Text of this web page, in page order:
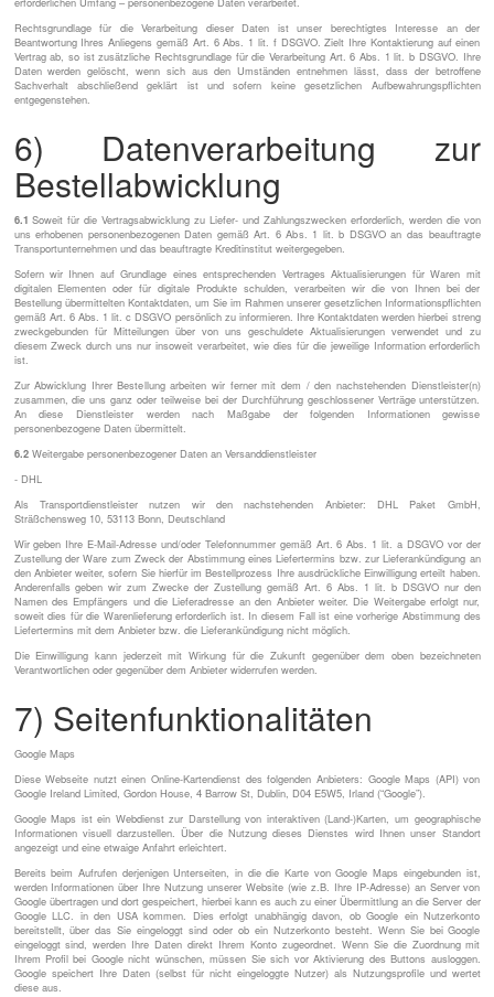
Rechtsgrundlage für die Verarbeitung dieser Daten ist unser berechtigtes Interesse an der
Beantwortung Ihres Anliegens gemäß Art. 6 Abs. 1 lit. f DSGVO. Zielt Ihre Kontaktierung auf einen
Vertrag ab, so ist zusätzliche Rechtsgrundlage für die Verarbeitung Art. 6 Abs. 1 lit. b DSGVO. Ihre
Daten werden gelöscht, wenn sich aus den Umständen entnehmen lässt, dass der betroffene
Sachverhalt abschließend geklärt ist und sofern keine gesetzlichen Aufbewahrungspflichten
entgegenstehen.
6) Datenverarbeitung zur
Bestellabwicklung
6.1 Soweit für die Vertragsabwicklung zu Liefer- und Zahlungszwecken erforderlich, werden die von
uns erhobenen personenbezogenen Daten gemäß Art. 6 Abs. 1 lit. b DSGVO an das beauftragte
Transportunternehmen und das beauftragte Kreditinstitut weitergegeben.
Sofern wir Ihnen auf Grundlage eines entsprechenden Vertrages Aktualisierungen für Waren mit
digitalen Elementen oder für digitale Produkte schulden, verarbeiten wir die von Ihnen bei der
Bestellung übermittelten Kontaktdaten, um Sie im Rahmen unserer gesetzlichen Informationspflichten
gemäß Art. 6 Abs. 1 lit. c DSGVO persönlich zu informieren. Ihre Kontaktdaten werden hierbei streng
zweckgebunden für Mitteilungen über von uns geschuldete Aktualisierungen verwendet und zu
diesem Zweck durch uns nur insoweit verarbeitet, wie dies für die jeweilige Information erforderlich
ist.
Zur Abwicklung Ihrer Bestellung arbeiten wir ferner mit dem / den nachstehenden Dienstleister(n)
zusammen, die uns ganz oder teilweise bei der Durchführung geschlossener Verträge unterstützen.
An diese Dienstleister werden nach Maßgabe der folgenden Informationen gewisse
personenbezogene Daten übermittelt.
6.2Weitergabe personenbezogener Daten an Versanddienstleister
- DHL
Als Transportdienstleister nutzen wir den nachstehenden Anbieter: DHL Paket GmbH,
Sträßchensweg 10, 53113 Bonn, Deutschland
Wir geben Ihre E-Mail-Adresse und/oder Telefonnummer gemäß Art. 6 Abs. 1 lit. a DSGVO vor der
Zustellung der Ware zum Zweck der Abstimmung eines Liefertermins bzw. zur Lieferankündigung an
den Anbieter weiter, sofern Sie hierfür im Bestellprozess Ihre ausdrückliche Einwilligung erteilt haben.
Anderenfalls geben wir zum Zwecke der Zustellung gemäß Art. 6 Abs. 1 lit. b DSGVO nur den
Namen des Empfängers und die Lieferadresse an den Anbieter weiter. Die Weitergabe erfolgt nur,
soweit dies für die Warenlieferung erforderlich ist. In diesem Fall ist eine vorherige Abstimmung des
Liefertermins mit dem Anbieter bzw. die Lieferankündigung nicht möglich.
Die Einwilligung kann jederzeit mit Wirkung für die Zukunft gegenüber dem oben bezeichneten
Verantwortlichen oder gegenüber dem Anbieter widerrufen werden.
7) Seitenfunktionalitäten
Google Maps
Diese Webseite nutzt einen Online-Kartendienst des folgenden Anbieters: Google Maps (API) von
Google Ireland Limited, Gordon House, 4 Barrow St, Dublin, D04 E5W5, Irland (“Google”).
Google Maps ist ein Webdienst zur Darstellung von interaktiven (Land-)Karten, um geographische
Informationen visuell darzustellen. Über die Nutzung dieses Dienstes wird Ihnen unser Standort
angezeigt und eine etwaige Anfahrt erleichtert.
Bereits beim Aufrufen derjenigen Unterseiten, in die die Karte von Google Maps eingebunden ist,
werden Informationen über Ihre Nutzung unserer Website (wie z.B. Ihre IP-Adresse) an Server von
Google übertragen und dort gespeichert, hierbei kann es auch zu einer Übermittlung an die Server der
Google LLC. in den USA kommen. Dies erfolgt unabhängig davon, ob Google ein Nutzerkonto
bereitstellt, über das Sie eingeloggt sind oder ob ein Nutzerkonto besteht. Wenn Sie bei Google
eingeloggt sind, werden Ihre Daten direkt Ihrem Konto zugeordnet. Wenn Sie die Zuordnung mit
Ihrem Profil bei Google nicht wünschen, müssen Sie sich vor Aktivierung des Buttons ausloggen.
Google speichert Ihre Daten (selbst für nicht eingeloggte Nutzer) als Nutzungsprofile und wertet
diese aus.